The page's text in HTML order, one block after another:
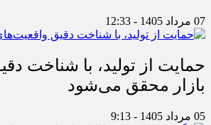
07 مرداد 1405 - 12:33
حمایت از تولید، با شناخت
بازار محقق می‌شود
05 مرداد 1405 - 9:13